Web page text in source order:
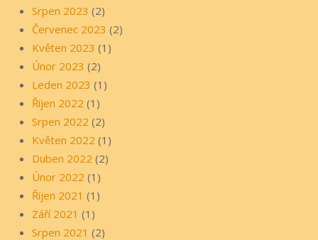
Srpen 2023 (2)
Červenec 2023 (2)
Květen 2023 (1)
Únor 2023 (2)
Leden 2023 (1)
Říjen 2022 (1)
Srpen 2022 (2)
Květen 2022 (1)
Duben 2022 (2)
Únor 2022 (1)
Říjen 2021 (1)
Září 2021 (1)
Srpen 2021 (2)